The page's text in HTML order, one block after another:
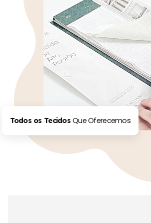
Todos os Tecidos Que Oferecemos